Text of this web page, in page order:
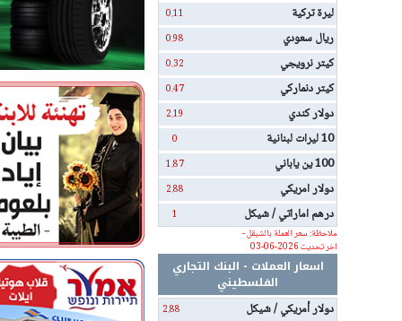
ليرة تركية 0.11
ريال سعودي 0.98
كيتر نرويجي 0.32
كيتر دنماركي 0.47
دولار كندي 2.19
10 ليرات لبنانية 0
100 ين ياباني 1.87
دولار امريكي 2.88
درهم اماراتي / شيكل
1
ملاحظة: سعر العملة بالشيقل -
اخر تحديث 2026-06-03
اسعار العملات - البنك التجاري
الفلسطيني
دولار أمريكي / شيكل
2.88